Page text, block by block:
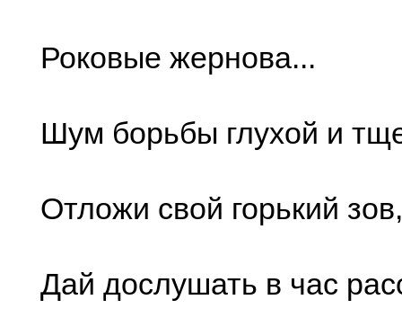
Роковые жернова...
Шум борьбы глухой и
Отложи свой горький
Дай дослушать в час